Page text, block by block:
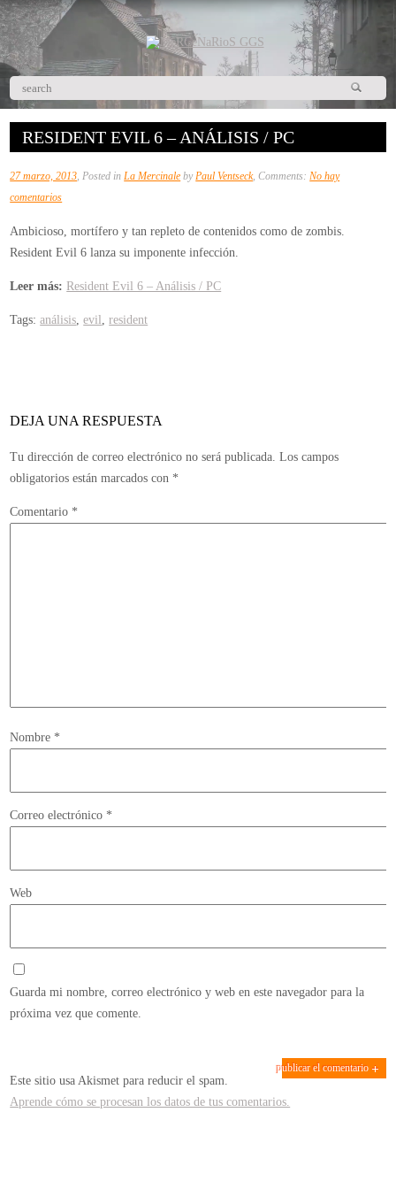
RESIDENT EVIL 6 – ANÁLISIS / PC
27 marzo, 2013, Posted inLa Mercinale byPaul Ventseck, Comments:No hay
comentariosen
Evil
6
–
/
Ambicioso, mortífero y tan repleto de contenidos como de zombis.
Resident Evil 6 lanza su imponente infección.
Leer más: Resident Evil 6 – Análisis / PC
Tags:análisis,evil ,resident
DEJA UNA RESPUESTA
Tu dirección de correo electrónico no será publicada. Los campos
obligatorios están marcados con *
Comentario *
Nombre *
Correo electrónico *
Web
Guarda mi nombre, correo electrónico y web en este navegador para la
próxima vez que comente.
Este sitio usa Akismet para reducir el spam.
Aprende cómo se procesan los datos de tus comentarios.